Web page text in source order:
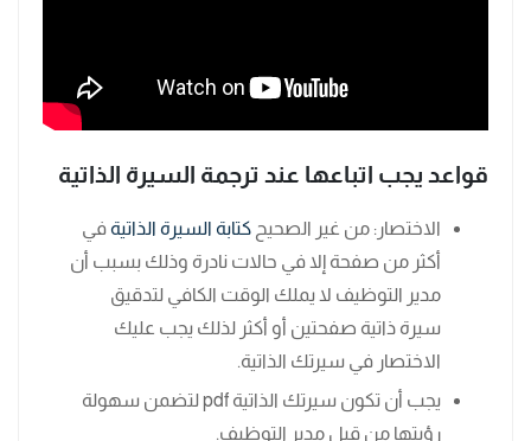
قواعد يجب اتباعها عند ترجمة السيرة الذاتية
الاختصار: من غير الصحيح كتابة السيرة الذاتية في
أكثر من صفحة إلا في حالات نادرة وذلك بسبب أن
مدير التوظيف لا يملك الوقت الكافي لتدقيق
سيرة ذاتية صفحتين أو أكثر لذلك يجب عليك
الاختصار في سيرتك الذاتية.
يجب أن تكون سيرتك الذاتية pdf لتضمن سهولة
رؤيتها من قبل مدير التوظيف.